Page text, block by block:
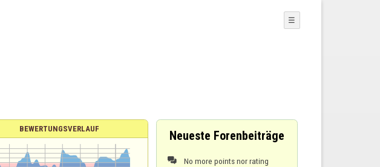
☰
BEWERTUNGSVERLAUF Neueste Forenbeiträge
 No more points nor rating